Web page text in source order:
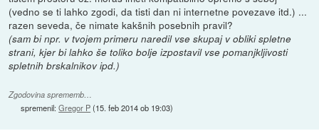
(vedno se ti lahko zgodi, da tisti dan ni internetne povezave itd.) ...
razen seveda, če nimate kakšnih posebnih pravil?
(sam bi npr. v tvojem primeru naredil vse skupaj v obliki spletne
strani, kjer bi lahko še toliko bolje izpostavil vse pomanjkljivosti
spletnih brskalnikov ipd.)
Zgodovina sprememb…
spremenil:Gregor P(15. feb 2014 ob 19:03)